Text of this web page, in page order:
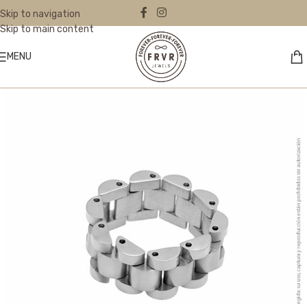
Skip to navigation
Skip to main content
MENU